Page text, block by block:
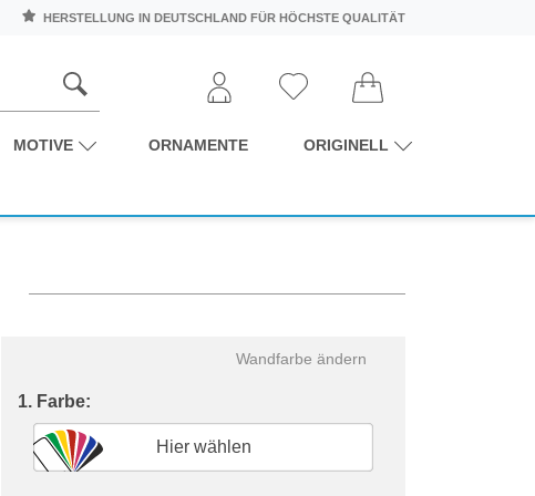
HERSTELLUNG IN DEUTSCHLAND FÜR HÖCHSTE QUALITÄT
MOTIVE ORNAMENTE ORIGINELL
Wandfarbe ändern
1. Farbe:
Hier wählen